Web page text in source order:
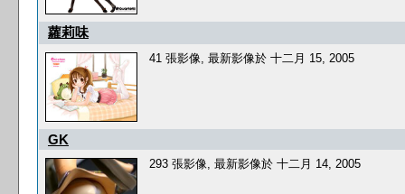
蘿莉味
41 張影像, 最新影像於 十二月 15, 2005
GK
293 張影像, 最新影像於 十二月 14, 2005